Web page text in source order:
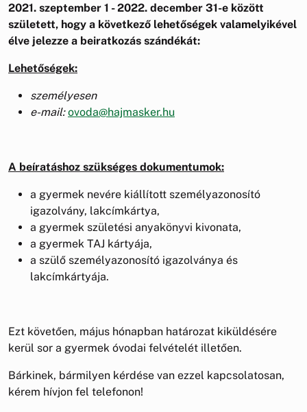
2021. szeptember 1 - 2022. december 31-e között
született, hogy a következő lehetőségek valamelyikével
élve jelezze a beiratkozás szándékát:
Lehetőségek:
személyesen
e-mail:ovoda@hajmasker.hu
A beíratáshoz szükséges dokumentumok:
a gyermek nevére kiállított személyazonosító
igazolvány, lakcímkártya,
a gyermek születési anyakönyvi kivonata,
a gyermek TAJ kártyája,
a szülő személyazonosító igazolványa és
lakcímkártyája.
Ezt követően, május hónapban határozat kiküldésére
kerül sor a gyermek óvodai felvételét illetően.
Bárkinek, bármilyen kérdése van ezzel kapcsolatosan,
kérem hívjon fel telefonon!